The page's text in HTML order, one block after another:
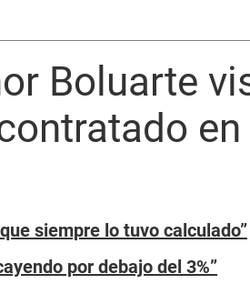
Boluarte
en
siempre lo tuvo calculado”
por debajo del 3%”